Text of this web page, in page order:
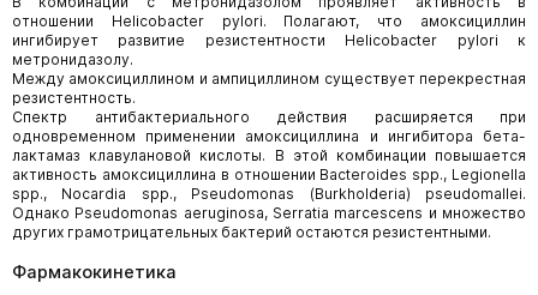
отношении Helicobacter pylori. Полагают, что амоксициллин
ингибирует развитие резистентности Helicobacter pylori к
метронидазолу.
Между амоксициллином и ампициллином существует перекрестная
резистентность.
Спектр антибактериального действия расширяется при
одновременном применении амоксициллина и ингибитора бета-
лактамаз клавулановой кислоты. В этой комбинации повышается
активность амоксициллина в отношении Bacteroides spp., Legionella
spp., Nocardia spp., Pseudomonas (Burkholderia) pseudomallei.
Однако Pseudomonas aeruginosa, Serratia marcescens и множество
других грамотрицательных бактерий остаются резистентными.
Фармакокинетика